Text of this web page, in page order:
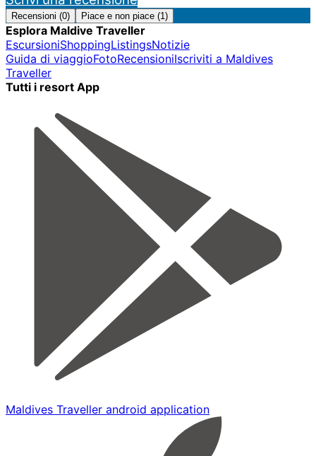
Recensioni (0) Piace e non piace (1)
Esplora Maldive Traveller
EscursioniShoppingListingsNotizie
Guida di viaggioFotoRecensioniIscriviti a Maldives
Traveller
Tutti i resort App
Maldives Traveller android application